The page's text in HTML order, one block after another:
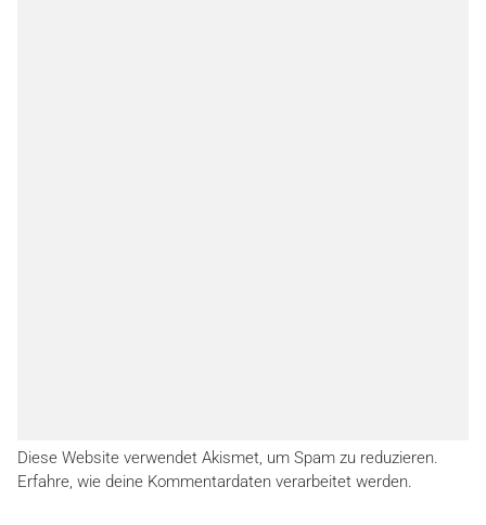
Diese Website verwendet Akismet, um Spam zu reduzieren.
Erfahre, wie deine Kommentardaten verarbeitet werden.